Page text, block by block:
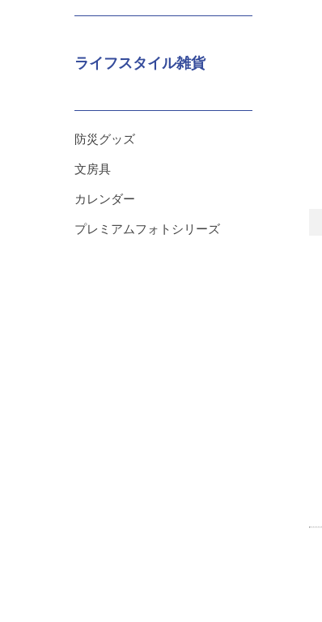
ライフスタイル雑貨
防災グッズ
文房具
カレンダー
プレミアムフォトシリーズ